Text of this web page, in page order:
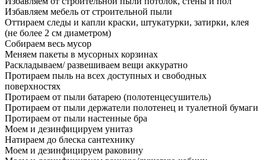
Избавляем мебель от строительной пыли
Оттираем следы и капли краски, штукатурки, затирки, клея
(не более 2 см диаметром)
Собираем весь мусор
Меняем пакеты в мусорных корзинах
Раскладываем/ развешиваем вещи аккуратно
Протираем пыль на всех доступных и свободных
поверхностях
Протираем от пыли батарею (полотенцесушитель)
Протираем от пыли держатели полотенец и туалетной бумаги
Протираем от пыли настенные бра
Моем и дезинфицируем унитаз
Натираем до блеска сантехнику
Моем и дезинфицируем раковину